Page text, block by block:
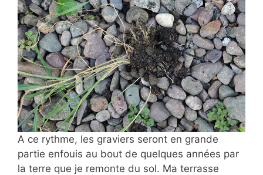
A ce rythme, les graviers seront en grande
partie enfouis au bout de quelques années par
la terre que je remonte du sol. Ma terrasse